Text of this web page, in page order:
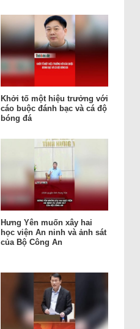
Khởi tố một hiệu trưởng với
cáo buộc đánh bạc và cá độ
bóng đá
Hưng Yên muốn xây hai
học viện An ninh và ảnh sát
của Bộ Công An